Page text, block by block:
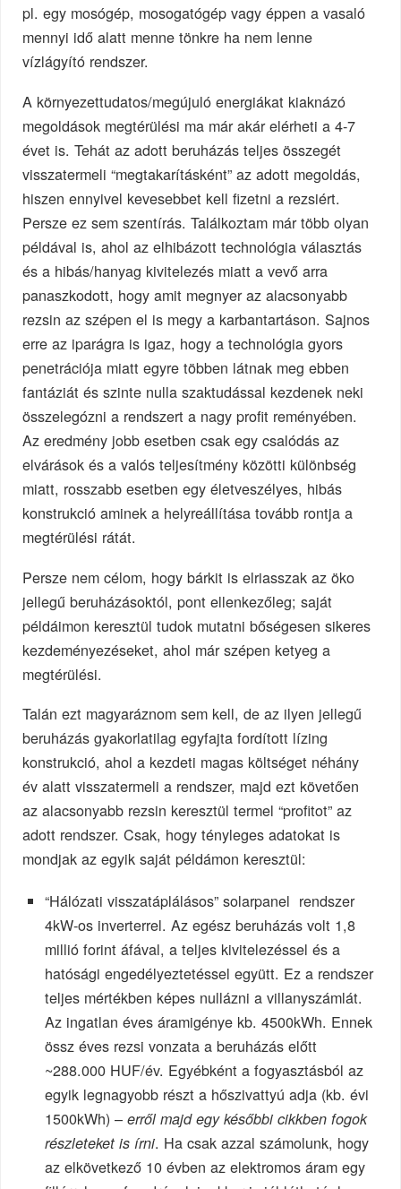
pl. egy mosógép, mosogatógép vagy éppen a vasaló
mennyi idő alatt menne tönkre ha nem lenne
vízlágyító rendszer.
A környezettudatos/megújuló energiákat kiaknázó
megoldások megtérülési ma már akár elérheti a 4-7
évet is. Tehát az adott beruházás teljes összegét
visszatermeli “megtakarításként” az adott megoldás,
hiszen ennyivel kevesebbet kell fizetni a rezsiért.
Persze ez sem szentírás. Találkoztam már több olyan
példával is, ahol az elhibázott technológia választás
és a hibás/hanyag kivitelezés miatt a vevő arra
panaszkodott, hogy amit megnyer az alacsonyabb
rezsin az szépen el is megy a karbantartáson. Sajnos
erre az iparágra is igaz, hogy a technológia gyors
penetrációja miatt egyre többen látnak meg ebben
fantáziát és szinte nulla szaktudással kezdenek neki
összelegózni a rendszert a nagy profit reményében.
Az eredmény jobb esetben csak egy csalódás az
elvárások és a valós teljesítmény közötti különbség
miatt, rosszabb esetben egy életveszélyes, hibás
konstrukció aminek a helyreállítása tovább rontja a
megtérülési rátát.
Persze nem célom, hogy bárkit is elriasszak az öko
jellegű beruházásoktól, pont ellenkezőleg; saját
példáimon keresztül tudok mutatni bőségesen sikeres
kezdeményezéseket, ahol már szépen ketyeg a
megtérülési.
Talán ezt magyaráznom sem kell, de az ilyen jellegű
beruházás gyakorlatilag egyfajta fordított lízing
konstrukció, ahol a kezdeti magas költséget néhány
év alatt visszatermeli a rendszer, majd ezt követően
az alacsonyabb rezsin keresztül termel “profitot” az
adott rendszer. Csak, hogy tényleges adatokat is
mondjak az egyik saját példámon keresztül:
“Hálózati visszatáplálásos” solarpanel rendszer
4kW-os inverterrel. Az egész beruházás volt 1,8
millió forint áfával, a teljes kivitelezéssel és a
hatósági engedélyeztetéssel együtt. Ez a rendszer
teljes mértékben képes nullázni a villanyszámlát.
Az ingatlan éves áramigénye kb. 4500kWh. Ennek
össz éves rezsi vonzata a beruházás előtt
~288.000 HUF/év. Egyébként a fogyasztásból az
egyik legnagyobb részt a hőszivattyú adja (kb. évi
1500kWh) – erről majd egy későbbi cikkben fogok
részleteket is írni. Ha csak azzal számolunk, hogy
az elkövetkező 10 évben az elektromos áram egy